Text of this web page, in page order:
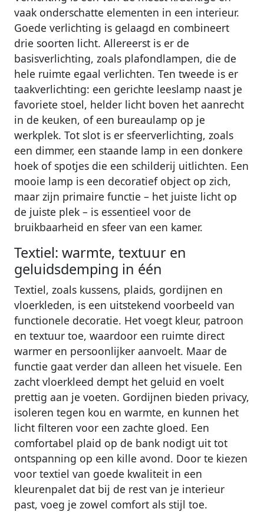
vaak onderschatte elementen in een interieur.
Goede verlichting is gelaagd en combineert
drie soorten licht. Allereerst is er de
basisverlichting, zoals plafondlampen, die de
hele ruimte egaal verlichten. Ten tweede is er
taakverlichting: een gerichte leeslamp naast je
favoriete stoel, helder licht boven het aanrecht
in de keuken, of een bureaulamp op je
werkplek. Tot slot is er sfeerverlichting, zoals
een dimmer, een staande lamp in een donkere
hoek of spotjes die een schilderij uitlichten. Een
mooie lamp is een decoratief object op zich,
maar zijn primaire functie – het juiste licht op
de juiste plek – is essentieel voor de
bruikbaarheid en sfeer van een kamer.
Textiel: warmte, textuur en
geluidsdemping in één
Textiel, zoals kussens, plaids, gordijnen en
vloerkleden, is een uitstekend voorbeeld van
functionele decoratie. Het voegt kleur, patroon
en textuur toe, waardoor een ruimte direct
warmer en persoonlijker aanvoelt. Maar de
functie gaat verder dan alleen het visuele. Een
zacht vloerkleed dempt het geluid en voelt
prettig aan je voeten. Gordijnen bieden privacy,
isoleren tegen kou en warmte, en kunnen het
licht filteren voor een zachte gloed. Een
comfortabel plaid op de bank nodigt uit tot
ontspanning op een kille avond. Door te kiezen
voor textiel van goede kwaliteit in een
kleurenpalet dat bij de rest van je interieur
past, voeg je zowel comfort als stijl toe.